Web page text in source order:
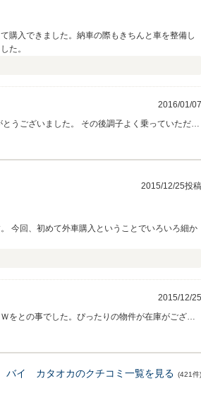
購入できました。納車の際もきちんと車を整備し
た。
2016/01/07
2015/12/25投稿
今回、初めて外車購入ということでいろいろ細か
2015/12/25
をとの事でした。ぴったりの物件が在庫がござい
バイ カタオカのクチコミ一覧を見る (421件)